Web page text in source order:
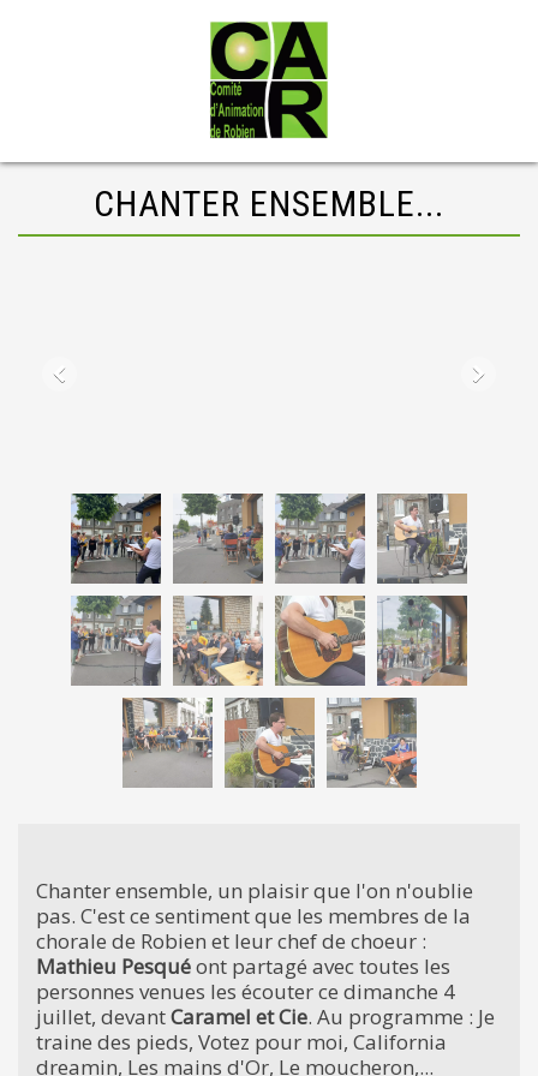
CHANTER ENSEMBLE...
Chanter ensemble, un plaisir que l'on n'oublie
pas. C'est ce sentiment que les membres de la
chorale de Robien et leur chef de choeur :
Mathieu Pesquéont partagé avec toutes les
personnes venues les écouter ce dimanche 4
juillet, devantCaramel et Cie. Au programme : Je
traine des pieds, Votez pour moi, California
dreamin, Les mains d'Or, Le moucheron,...